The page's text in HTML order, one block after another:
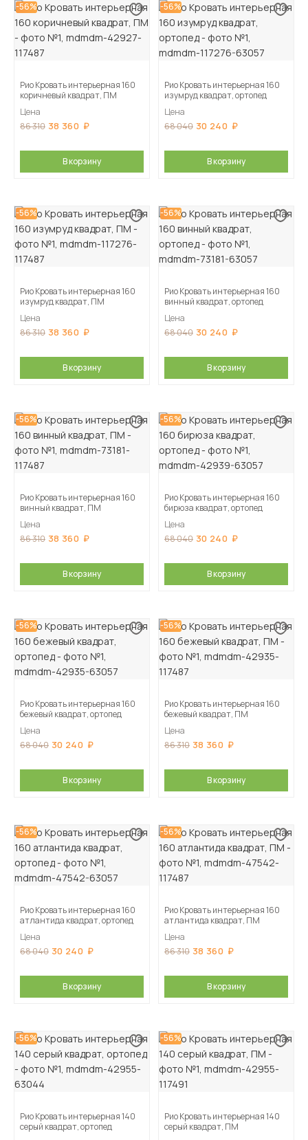
-56%
Рио Кровать интерьерная 160
коричневый квадрат, ПМ
Цена
86 310 38 360
В корзину
-56%
Рио Кровать интерьерная 160
изумруд квадрат, ортопед
Цена
68 040 30 240
В корзину
-56%
Рио Кровать интерьерная 160
изумруд квадрат, ПМ
Цена
86 310 38 360
В корзину
-56%
Рио Кровать интерьерная 160
винный квадрат, ортопед
Цена
68 040 30 240
В корзину
-56%
Рио Кровать интерьерная 160
винный квадрат, ПМ
Цена
86 310 38 360
В корзину
-56%
Рио Кровать интерьерная 160
бирюза квадрат, ортопед
Цена
68 040 30 240
В корзину
-56%
Рио Кровать интерьерная 160
бежевый квадрат, ортопед
Цена
68 040 30 240
В корзину
-56%
Рио Кровать интерьерная 160
бежевый квадрат, ПМ
Цена
86 310 38 360
В корзину
-56%
Рио Кровать интерьерная 160
атлантида квадрат, ортопед
Цена
68 040 30 240
В корзину
-56%
Рио Кровать интерьерная 160
атлантида квадрат, ПМ
Цена
86 310 38 360
В корзину
-56%
Рио Кровать интерьерная 140
серый квадрат, ортопед
-56%
Рио Кровать интерьерная 140
серый квадрат, ПМ